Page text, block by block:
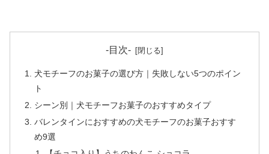
-目次-
犬モチーフのお菓子の選び方｜失敗しない5つのポイン
ト
シーン別｜犬モチーフお菓子のおすすめタイプ
バレンタインにおすすめの犬モチーフのお菓子おすす
め9選